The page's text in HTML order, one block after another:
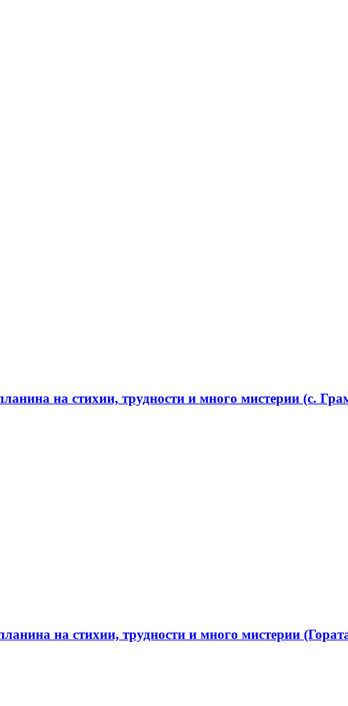
на стихии, трудности и много мистерии (с.
на стихии, трудности и много мистерии